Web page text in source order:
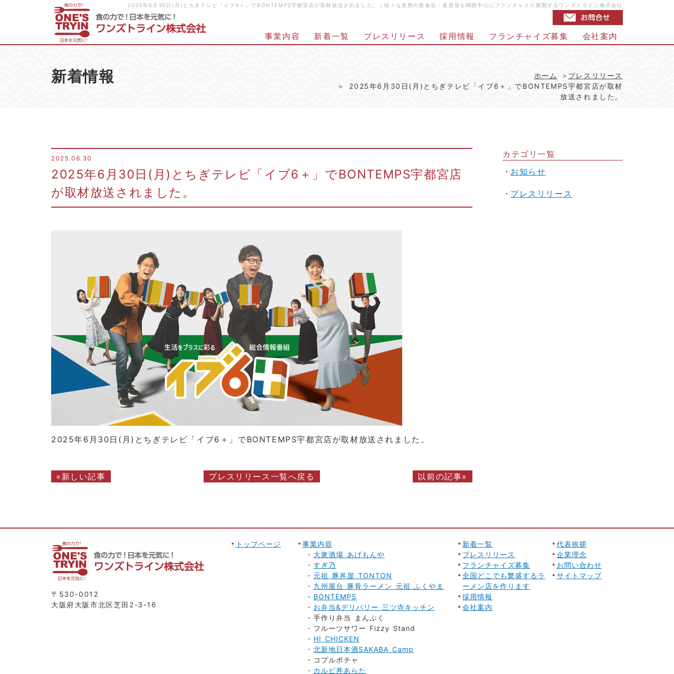
2025年6月30日(月)とちぎテレビ「イブ6＋」でBONTEMPS宇都宮店が取材放送されました。｜様々な形態の飲食店・居酒屋を関西中心にフランチャイズ展開するワンズトライン株式会社
事業内容 新着一覧 プレスリリース 採用情報 フランチャイズ募集 会社案内
新着情報 ホーム
プレスリリース
2025年6月30日(月)とちぎテレビ「イブ6＋」でBONTEMPS宇都宮店が取材
放送されました。
2025.06.30
2025年6月30日(月)とちぎテレビ「イブ6＋」でBONTEMPS宇都宮店
が取材放送されました。
2025年6月30日(月)とちぎテレビ「イブ6＋」 でBONTEMPS宇都宮店が取材放送されました。
«新しい記事 プレスリリース一覧へ戻る 以前の記事»
カテゴリ一覧
お知らせ
プレスリリース
〒530-0012
大阪府大阪市北区芝田2-3-16
トップページ
事業内容
大衆酒場 あげもんや
すぎ乃
元祖 豚丼屋 TONTON
九州屋台 豚骨ラーメン 元祖 ふくやま
BONTEMPS
お弁当&デリバリー 三ツ寺キッチン
手作り弁当 まんぷく
フルーツサワー Fizzy Stand
HI CHICKEN
北新地日本酒SAKABA Camp
コプルポチャ
カルビ丼あらた
新着一覧
プレスリリース
フランチャイズ募集
全国どこでも繁盛するラ
ーメン店を作ります
採用情報
会社案内
代表挨拶
企業理念
お問い合わせ
サイトマップ